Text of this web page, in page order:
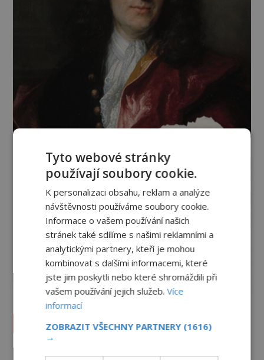
Vesmír a technologie
Tyto webové stránky
používají soubory cookie.
K personalizaci obsahu, reklam a analýze
návštěvnosti používáme soubory cookie.
Informace o vašem používání našich
stránek také sdílíme s našimi reklamními a
analytickými partnery, kteří je mohou
kombinovat s dalšími informacemi, které
jste jim poskytli nebo které shromáždili při
vašem používání jejich služeb.Více
informací
ZOBRAZIT VŠECHNY PARTNERY (1616)
→